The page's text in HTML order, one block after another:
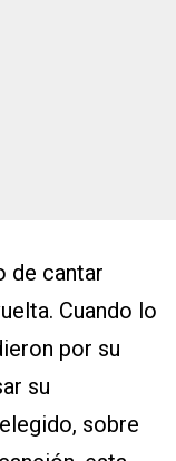
de cantar
Cuando lo
por su
su
sobre